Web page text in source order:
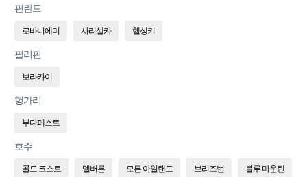
핀란드
로바니에미 사리셀카 헬싱키
필리핀
보라카이
헝가리
부다페스트
호주
골드 코스트 멜버른 모튼 아일랜드 브리즈번 블루 마운틴